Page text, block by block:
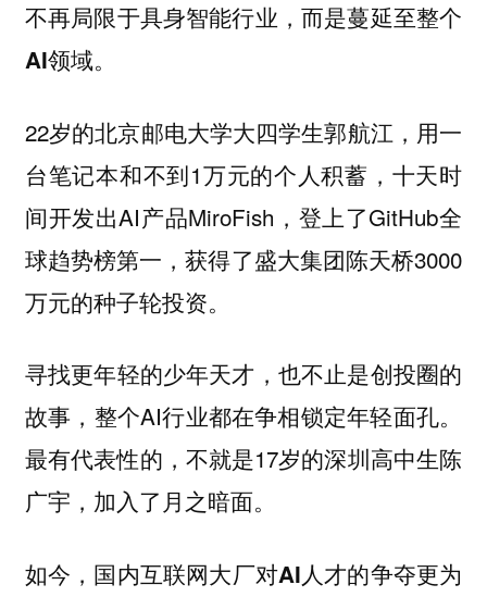
不再局限于具身智能行业，而是蔓延至整个
AI领域。
22岁的北京邮电大学大四学生郭航江，用一
台笔记本和不到1万元的个人积蓄，十天时
间开发出AI产品MiroFish，登上了GitHub全
球趋势榜第一，获得了盛大集团陈天桥3000
万元的种子轮投资。
寻找更年轻的少年天才，也不止是创投圈的
故事，整个AI行业都在争相锁定年轻面孔。
最有代表性的，不就是17岁的深圳高中生陈
广宇，加入了月之暗面。
如今， 国内互联网大厂对AI人才的争夺更为